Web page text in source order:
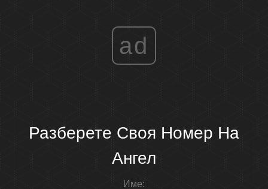
ad
Разберете Своя Номер На
Ангел
Име: